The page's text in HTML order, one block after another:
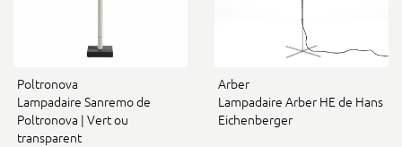
Poltronova
Lampadaire Sanremo de
Poltronova | Vert ou
transparent
Arber
Lampadaire Arber HE de Hans
Eichenberger